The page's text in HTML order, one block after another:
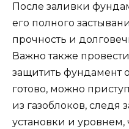
После заливки
его полного
прочность и
Важно также
защитить фундамент
готово, можно
из газоблоков, следя
установки и уровнем,